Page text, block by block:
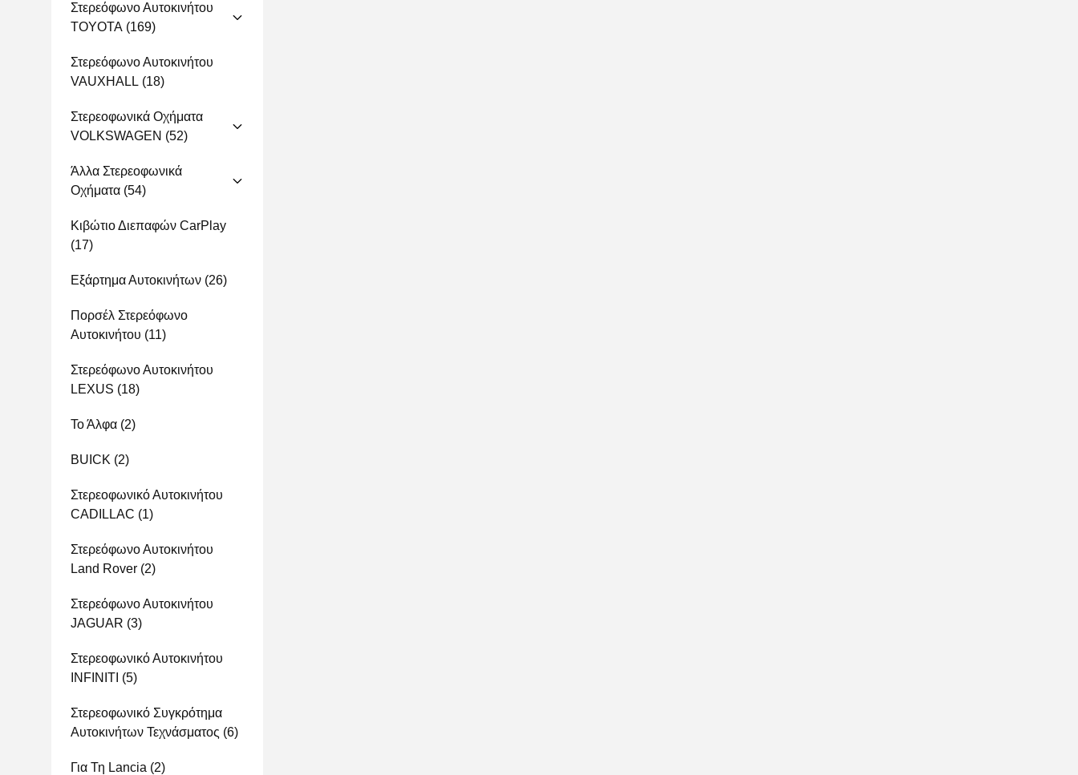
Στερεόφωνο Αυτοκινήτου
TOYOTA (169)
Στερεόφωνο Αυτοκινήτου
VAUXHALL (18)
Στερεοφωνικά Οχήματα
VOLKSWAGEN (52)
Άλλα Στερεοφωνικά
Οχήματα (54)
Κιβώτιο Διεπαφών CarPlay
(17)
Εξάρτημα Αυτοκινήτων (26)
Πορσέλ Στερεόφωνο
Αυτοκινήτου (11)
Στερεόφωνο Αυτοκινήτου
LEXUS (18)
Το Άλφα (2)
BUICK (2)
Στερεοφωνικό Αυτοκινήτου
CADILLAC (1)
Στερεόφωνο Αυτοκινήτου
Land Rover (2)
Στερεόφωνο Αυτοκινήτου
JAGUAR (3)
Στερεοφωνικό Αυτοκινήτου
INFINITI (5)
Στερεοφωνικό Συγκρότημα
Αυτοκινήτων Τεχνάσματος (6)
Για Τη Lancia (2)